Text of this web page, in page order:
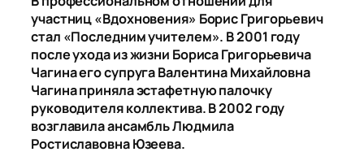
участниц «Вдохновения» Борис Григорьевич
стал «Последним учителем». В 2001 году
после ухода из жизни Бориса Григорьевича
Чагина его супруга Валентина Михайловна
Чагина приняла эстафетную палочку
руководителя коллектива. В 2002 году
возглавила ансамбль Людмила
Ростиславовна Юзеева.